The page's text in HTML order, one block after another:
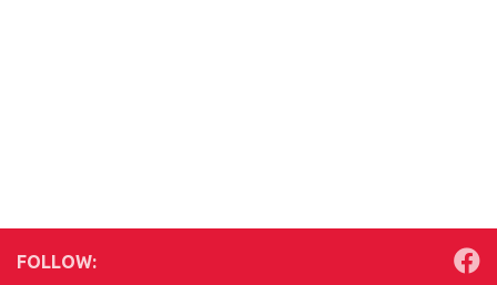
FOLLOW: